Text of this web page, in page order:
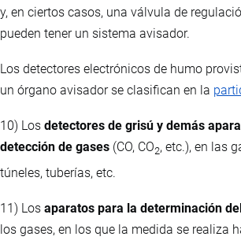
y, en ciertos casos, una válvula de
pueden tener un sistema avisador.
Los detectores electrónicos de humo
un órgano avisador se clasifican en la
10) Los detectores de grisú y demás
detección de gases (CO, CO2, etc.), en las
túneles, tuberías, etc.
11) Los aparatos para la determinación
los gases, en los que la medida se realiza